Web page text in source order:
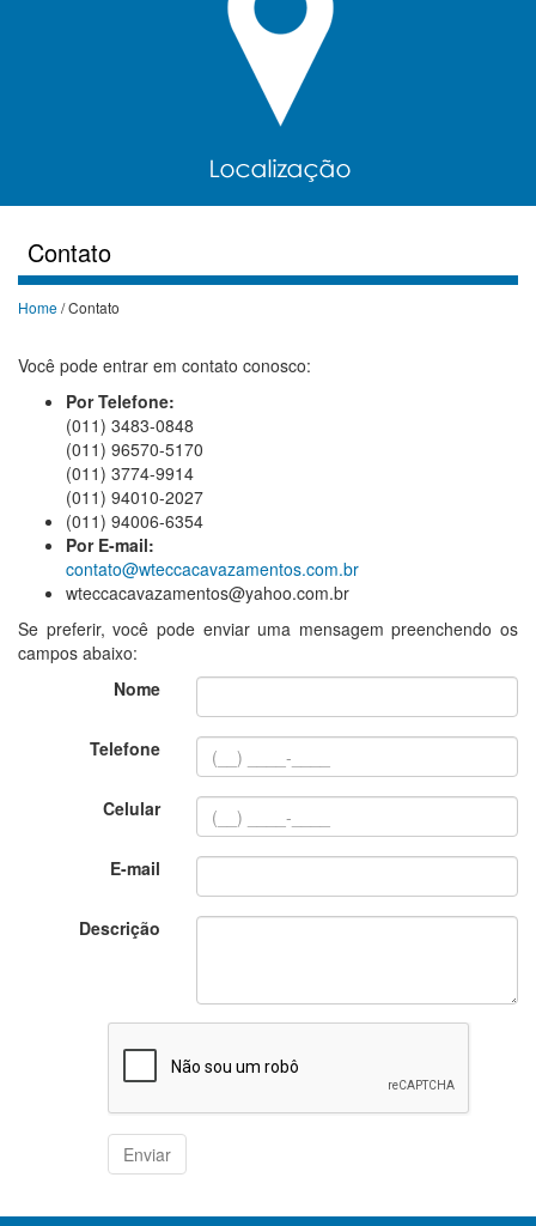
Contato
Home/ Contato
Você pode entrar em contato conosco:
Por Telefone:
(011) 3483-0848
(011) 96570-5170
(011) 3774-9914
(011) 94010-2027
(011) 94006-6354
Por E-mail:
contato@wteccacavazamentos.com.br
wteccacavazamentos@yahoo.com.br
Se preferir, você pode enviar uma mensagem preenchendo os
campos abaixo:
Nome
Telefone
Celular
E-mail
Descrição